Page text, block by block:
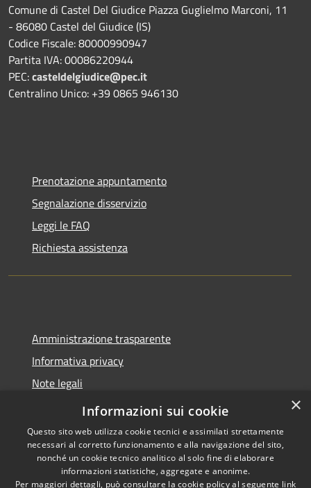
Comune di Castel Del Giudice Piazza Guglielmo Marconi, 11
- 86080 Castel del Giudice (IS)
Codice Fiscale: 80000990947
Partita IVA: 00086220944
PEC:casteldelgiudice@pec.it
Centralino Unico: +39 0865 946130
Prenotazione appuntamento
Segnalazione disservizio
Leggi le FAQ
Richiesta assistenza
Amministrazione trasparente
Informativa privacy
Note legali
Dichiarazione di accessibilità
Copyright © 2026 • Comune di
×
Informazioni sui cookie
Questo sito web utilizza cookie tecnici e assimilati strettamente
necessari al corretto funzionamento e alla navigazione del sito,
nonché un cookie tecnico analitico al solo fine di elaborare
informazioni statistiche, aggregate e anonime.
Per maggiori dettagli, può consultare la cookie policy al seguente link